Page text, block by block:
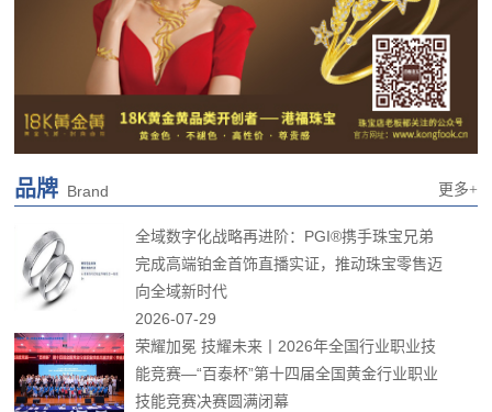
品牌 Brand 更多+
全域数字化战略再进阶：PGI®携手珠宝兄弟
完成高端铂金首饰直播实证，推动珠宝零售迈
向全域新时代
2026-07-29
荣耀加冕 技耀未来丨2026年全国行业职业技
能竞赛—“百泰杯”第十四届全国黄金行业职业
技能竞赛决赛圆满闭幕